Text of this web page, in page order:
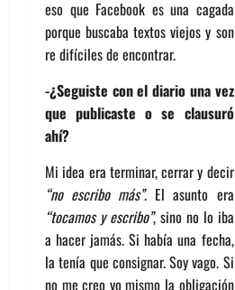
eso que Facebook es una cagada
porque buscaba textos viejos y son
re difíciles de encontrar.
-¿Seguiste con el diario una vez
que publicaste o se clausuró
ahí?
Mi idea era terminar, cerrar y decir
“no escribo más”. El asunto era
“tocamos y escribo”, sino no lo iba
a hacer jamás. Si había una fecha,
la tenía que consignar. Soy vago. Si
no me creo yo mismo la obligación